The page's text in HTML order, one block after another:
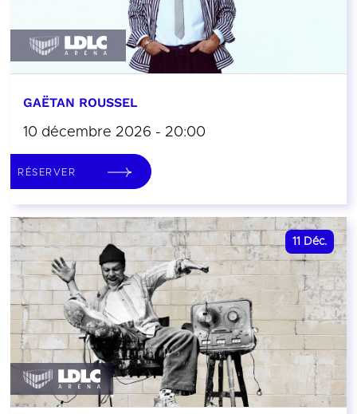
GAËTAN ROUSSEL
10 décembre 2026 - 20:00
RÉSERVER
11 Déc.